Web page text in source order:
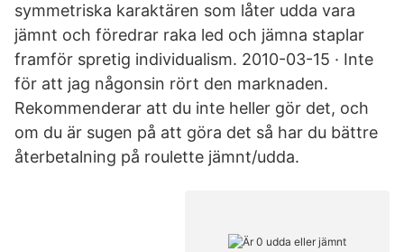
symmetriska karaktären som låter udda vara
jämnt och föredrar raka led och jämna staplar
framför spretig individualism. 2010-03-15 · Inte
för att jag någonsin rört den marknaden.
Rekommenderar att du inte heller gör det, och
om du är sugen på att göra det så har du bättre
återbetalning på roulette jämnt/udda.